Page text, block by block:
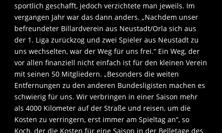
sportlich geschafft, jedoch verzichtete man jeweils. Im
vergangen Jahr war das dann anders. „Nachdem unser
befreundeter Billardverein aus Neustadt/Orla sich aus
der 1. Liga zurückzog und zwei Spieler aus Neustadt zu
uns wechselten, war der Weg für uns frei.“ Ein Weg, der
vor allen finanziell nicht einfach ist für den kleinen Verein
mit seinen 50 Mitgliedern. „Besonders die weiten
Entfernungen zu den anderen Bundesligisten machen es
schwierig für uns. Wir verbringen in einer Saison mehr
als 4000 Kilometer auf der Straße und reisen, um die
Kosten zu verringern, erst immer am Spieltag an“, so
Koch, der die Kosten für eine Saison in der Belletage des